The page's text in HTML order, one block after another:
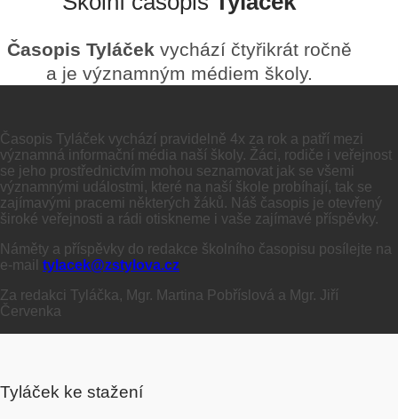
Časopis Tyláček vychází čtyřikrát ročně
a je významným médiem školy.
Časopis Tyláček vychází pravidelně 4x za rok a patří mezi
významná informační média naší školy. Žáci, rodiče i veřejnost
se jeho prostřednictvím mohou seznamovat jak se všemi
významnými událostmi, které na naší škole probíhají, tak se
zajímavými pracemi některých žáků. Náš časopis je otevřený
široké veřejnosti a rádi otiskneme i vaše zajímavé příspěvky.
Náměty a příspěvky do redakce školního časopisu posílejte na
e-mail tylacek@zstylova.cz
Za redakci Tyláčka, Mgr. Martina Pobříslová a Mgr. Jiří
Červenka
Tyláček ke stažení